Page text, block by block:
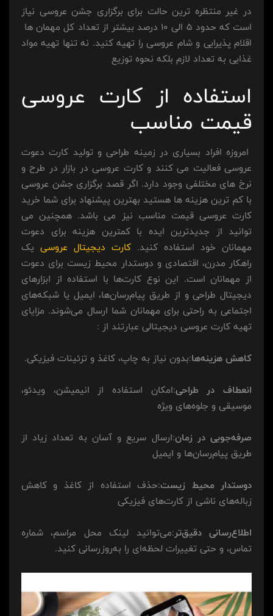
در غیر منتظره ترین حالت برای برگزاری جشن عروسی نیاز
است که حدود 5 الی 10 درصد بیشتر از تعداد کل مهمان ها
اقلام پذیرایی و شام عروسی را تهیه کنید. نه تنها تهیه مواد
غذایی به تعداد لازم بلکه نحوه توزیع
استفاده از کارت عروسی
قیمت مناسب
امروزه افراد بسیاری در زمینه طراحی و تولید کارت دعوت
عروسی فعالیت می کنند و کارت عروسی در بازار در طرح و
نرخ های مختلفی وجود دارد. اگر قصد برگزاری جشن عروسی
با کم ترین هزینه ها هستید بهترین پیشنهاد برای شما خرید
کارت عروسی قیمت مناسب نیز می باشد. همچنین می
توانید از جدیدترین ایده با کمترین هزینه برای دعوت
مهمانان خود استفاده کنید. کارت دیجیتال عروسی یک
راهکار مدرن، اقتصادی و دوستدار محیط زیست برای دعوت
از مهمانان است. این نوع کارت‌ها با استفاده از ابزارهای
دیجیتال طراحی و از طریق پیام‌رسان‌ها، ایمیل یا شبکه‌های
اجتماعی به راحتی برای مهمانان شما ارسال می‌شوند. مزایای
تهیه کارت عروسی دیجیتالی عبارتند از :
کاهش هزینه‌ها:بدون نیاز به چاپ، کاغذ و تزئینات فیزیکی.
انعطاف در طراحی:امکان استفاده از انیمیشن، ویدئو،
موسیقی و جلوه‌های ویژه
صرفه‌جویی در زمان:ارسال سریع و آسان به تعداد زیاد از
طریق پیام‌رسان‌ها و ایمیل
دوستدار محیط زیست:حذف استفاده از کاغذ و کاهش
زباله‌های ناشی از کارت‌های فیزیکی
اطلاع‌رسانی دقیق‌تر:می‌توانید لینک محل مراسم، شماره
تماس، و حتی تغییرات لحظه‌ای را به‌روزرسانی کنید.